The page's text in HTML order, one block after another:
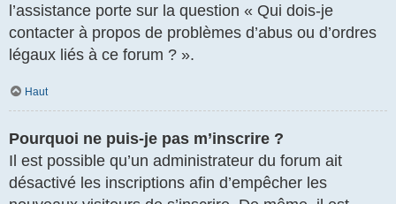
l’assistance porte sur la question « Qui dois-je
contacter à propos de problèmes d’abus ou d’ordres
légaux liés à ce forum ? ».
Haut
Pourquoi ne puis-je pas m’inscrire ?
Il est possible qu’un administrateur du forum ait
désactivé les inscriptions afin d’empêcher les